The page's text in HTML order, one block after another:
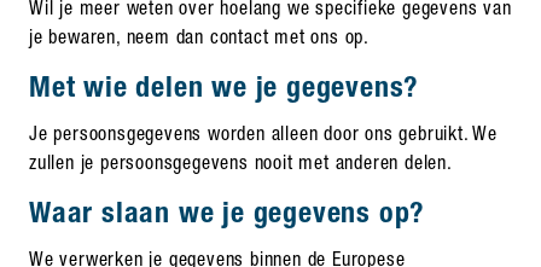
Wil je meer weten over hoelang we specifieke gegevens van
je bewaren, neem dan contact met ons op.
Met wie delen we je gegevens?
Je persoonsgegevens worden alleen door ons gebruikt. We
zullen je persoonsgegevens nooit met anderen delen.
Waar slaan we je gegevens op?
We verwerken je gegevens binnen de Europese